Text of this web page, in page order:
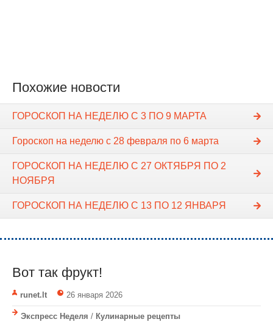
Похожие новости
ГОРОСКОП НА НЕДЕЛЮ С 3 ПО 9 МАРТА
Гороскоп на неделю с 28 февраля по 6 марта
ГОРОСКОП НА НЕДЕЛЮ С 27 ОКТЯБРЯ ПО 2
НОЯБРЯ
ГОРОСКОП НА НЕДЕЛЮ С 13 ПО 12 ЯНВАРЯ
Вот так фрукт!
runet.lt 26 января 2026
Экспресс Неделя / Кулинарные рецепты